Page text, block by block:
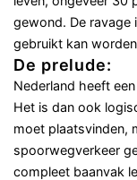
gewond. De
gebruikt kan
De prelude:
Nederland heeft
Het is dan ook
moet plaatsvinden,
spoorwegverkeer
compleet baanvak